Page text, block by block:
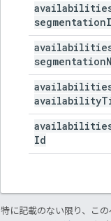
segmentation
segmentation
availability
Id
特に記載のない限り、こ